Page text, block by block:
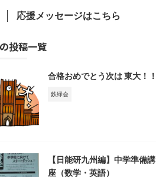
応援メッセージはこちら
投稿一覧
合格おめでとう次は 東大！！
鉄緑会
【日能研九州編】中学準備講
座（数学・英語）